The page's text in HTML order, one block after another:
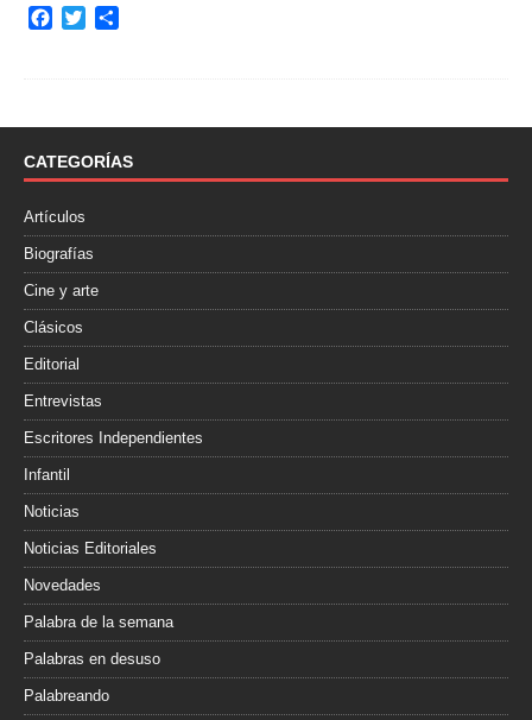
o
k
r
t
i
CATEGORÍAS
Artículos
Biografías
Cine y arte
Clásicos
Editorial
Entrevistas
Escritores Independientes
Infantil
Noticias
Noticias Editoriales
Novedades
Palabra de la semana
Palabras en desuso
Palabreando